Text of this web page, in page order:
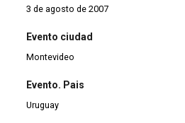
3 de agosto de 2007
Evento ciudad
Montevideo
Evento. Pais
Uruguay